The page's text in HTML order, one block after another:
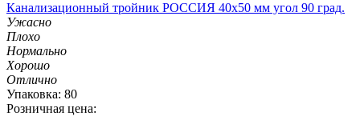
Канализационный тройник РОССИЯ 40х50 мм угол 90 град.
Ужасно
Плохо
Нормально
Хорошо
Отлично
Упаковка: 80
Розничная цена: